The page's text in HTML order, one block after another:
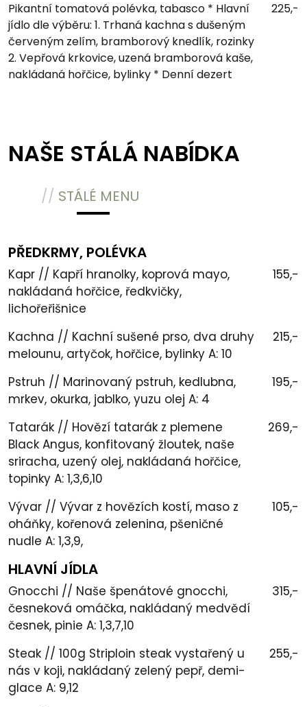
Pikantní tomatová polévka, tabasco * Hlavní
jídlo dle výběru: 1. Trhaná kachna s dušeným
červeným zelím, bramborový knedlík, rozinky
2. Vepřová krkovice, uzená bramborová kaše,
nakládaná hořčice, bylinky * Denní dezert
225,-
NAŠE STÁLÁ NABÍDKA
// STÁLÉ MENU
PŘEDKRMY, POLÉVKA
Kapr // Kapří hranolky, koprová mayo,
nakládaná hořčice, ředkvičky,
lichořeřišnice
155,-
Kachna // Kachní sušené prso, dva druhy
melounu, artyčok, hořčice, bylinky A: 10
215,-
Pstruh // Marinovaný pstruh, kedlubna,
mrkev, okurka, jablko, yuzu olej A: 4
195,-
Tatarák // Hovězí tatarák z plemene
Black Angus, konfitovaný žloutek, naše
sriracha, uzený olej, nakládaná hořčice,
topinky A: 1,3,6,10
269,-
Vývar // Vývar z hovězích kostí, maso z
oháňky, kořenová zelenina, pšeničné
nudle A: 1,3,9,
105,-
HLAVNÍ JÍDLA
Gnocchi // Naše špenátové gnocchi,
česneková omáčka, nakládaný medvědí
česnek, pinie A: 1,3,7,10
315,-
Steak // 100g Striploin steak vystařený u
nás v koji, nakládaný zelený pepř, demi-
glace A: 9,12
255,-